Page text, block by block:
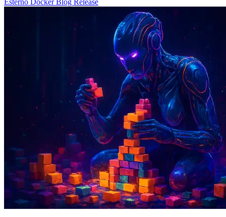
Esterno DockerBlog Release